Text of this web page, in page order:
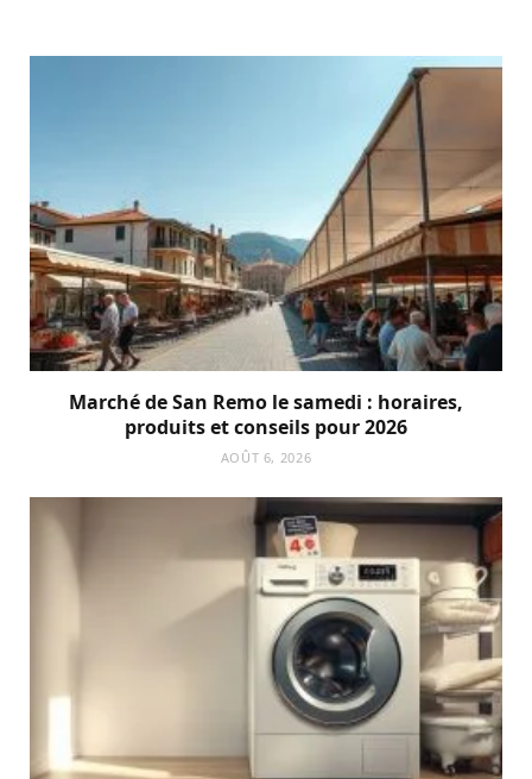
Marché de San Remo le samedi : horaires,
produits et conseils pour 2026
AOÛT 6, 2026